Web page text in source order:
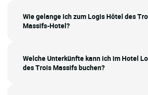
Wie gelange ich zum Logis Hôtel des
Massifs-Hotel?
Welche Unterkünfte kann ich im Hotel
des Trois Massifs buchen?